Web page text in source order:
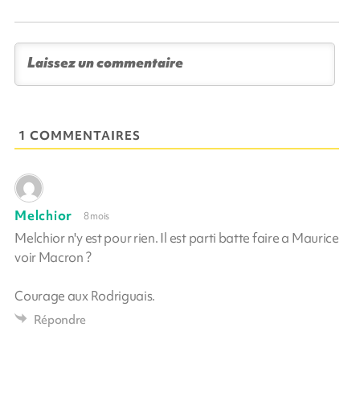
1 COMMENTAIRES
Melchior 8 mois
Melchior n'y est pour rien. Il est parti batte faire a Maurice
voir Macron ?
Courage aux Rodriguais.
Répondre